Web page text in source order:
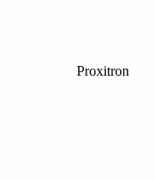
Proxitron